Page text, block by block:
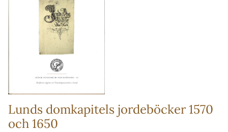
Lunds domkapitels jordeböcker 1570
och 1650